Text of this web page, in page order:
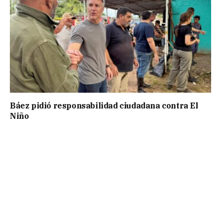
Báez pidió responsabilidad ciudadana contra El
Niño